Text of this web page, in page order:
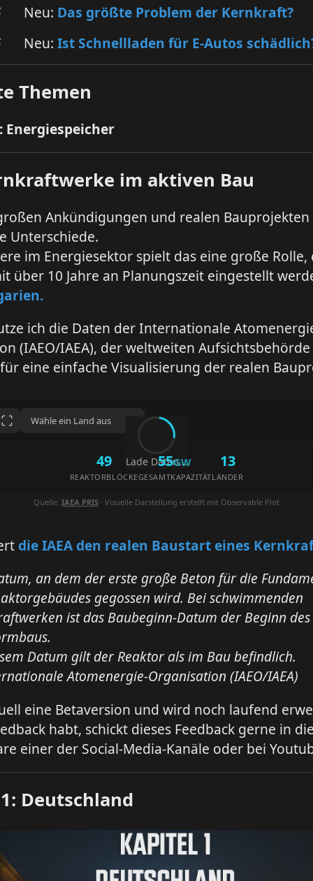
Neu: Das größte Problem der Kernkraft?
Neu: Ist Schnellladen für E-Autos
Themen
Energiespeicher
im aktiven Bau
Ankündigungen und realen
Unterschiede.
im Energiesektor spielt das eine große Rolle,
über 10 Jahre an Planungszeit eingestellt
ich die Daten der Internationale
(IAEO/IAEA), der weltweiten
eine einfache Visualisierung der realen
Lade Daten...
49
REAKTORBLÖCKE
55GW
GESAMTKAPAZITÄT
13
LÄNDER
Quelle: IAEA PRIS · Visuelle Darstellung erstellt mit Observable Plot
die IAEA den realen Baustart eines
an dem der erste große Beton für die
gegossen wird. Bei schwimmenden
ist das Baubeginn-Datum der Beginn des
Datum gilt der Reaktor als im Bau befindlich.
Atomenergie-Organisation (IAEO/IAEA)
eine Betaversion und wird noch laufend
habt, schickt dieses Feedback gerne in
einer der Social-Media-Kanäle oder bei
Deutschland